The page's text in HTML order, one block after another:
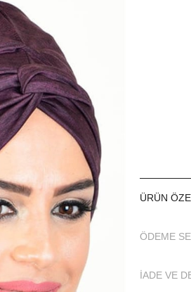
ÜRÜN
ÖDEME
İADE VE